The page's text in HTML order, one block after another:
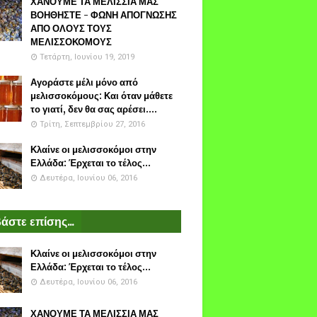
ΒΟΗΘΗΣΤΕ - ΦΩΝΗ ΑΠΟΓΝΩΣΗΣ
ΑΠΟ ΟΛΟΥΣ ΤΟΥΣ
ΜΕΛΙΣΣΟΚΟΜΟΥΣ
Τετάρτη, Ιουνίου 19, 2019
Αγοράστε μέλι μόνο από
μελισσοκόμους: Και όταν μάθετε
το γιατί, δεν θα σας αρέσει....
Τρίτη, Σεπτεμβρίου 27, 2016
Κλαίνε οι μελισσοκόμοι στην
Ελλάδα: Έρχεται το τέλος...
Δευτέρα, Ιουνίου 06, 2016
επίσης...
Κλαίνε οι μελισσοκόμοι στην
Ελλάδα: Έρχεται το τέλος...
Δευτέρα, Ιουνίου 06, 2016
ΧΑΝΟΥΜΕ ΤΑ ΜΕΛΙΣΣΙΑ ΜΑΣ